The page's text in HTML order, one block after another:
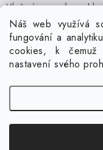
Náš web využívá
fungování a
cookies, k čemuž
nastavení svého
Vložením e-mailu
Facebook Kontakt
Akce a slevy
Copyright 2026